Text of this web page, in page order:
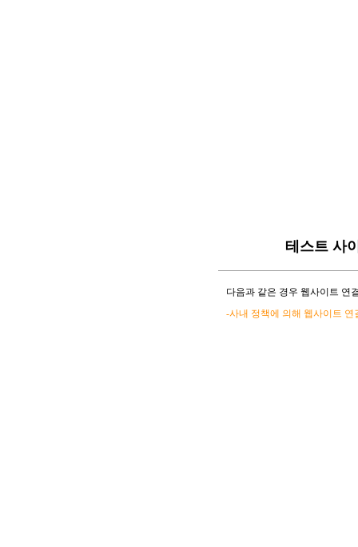
테스트 사
다음과 같은 경우 웹사이트 연
-사내 정책에 의해 웹사이트